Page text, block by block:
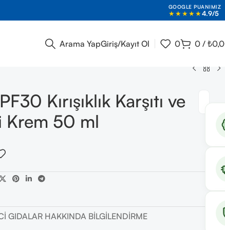
GOOGLE PUANIMIZ
★★★★★4.9/5
Arama YapGiriş/Kayıt Ol 0 0 / ₺
Kırışıklık Karşıtı ve
Krem 50 ml
GIDALAR HAKKINDA BILGILENDIRME